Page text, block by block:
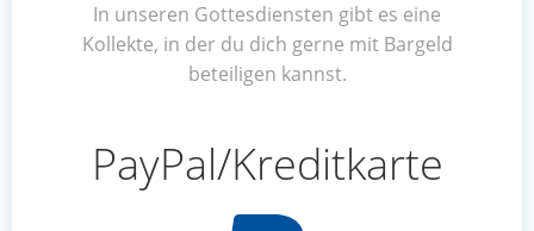
In unseren Gottesdiensten gibt es eine
Kollekte, in der du dich gerne mit Bargeld
beteiligen kannst.
PayPal/Kreditkarte